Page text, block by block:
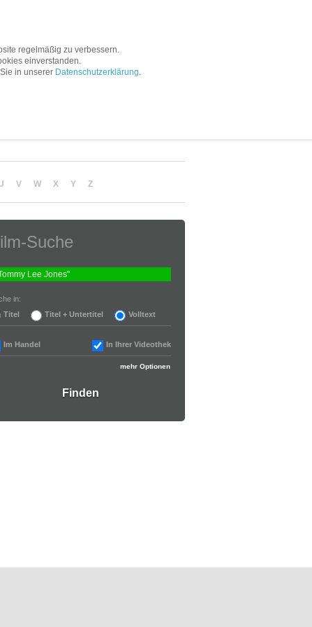
V W X Y Z
Suche
in:
Titel
Titel + Untertitel Volltext
Im Handel In Ihrer Videothek
mehr Optionen
regelmäßig zu verbessern.
einverstanden.
in unserer Datenschutzerklärung.